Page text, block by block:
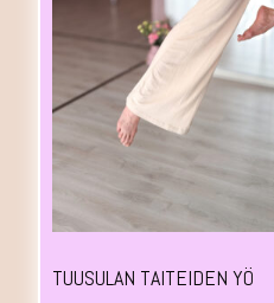
TUUSULAN TAITEIDEN YÖ